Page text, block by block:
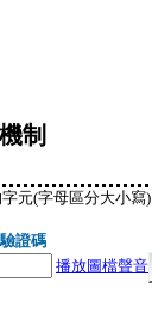
制
元(字母區分大小寫)
證碼
播放圖檔聲音